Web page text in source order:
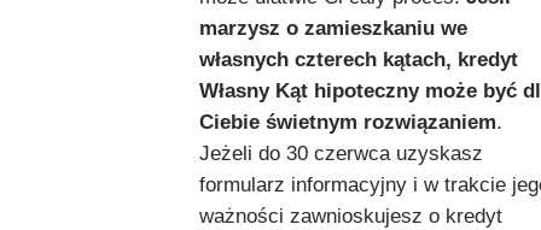
marzysz o zamieszkaniu we
własnych czterech kątach, kredyt
Własny Kąt hipoteczny może być
Ciebie świetnym rozwiązaniem.
Jeżeli do 30 czerwca uzyskasz
formularz informacyjny i w trakcie
ważności zawnioskujesz o kredyt